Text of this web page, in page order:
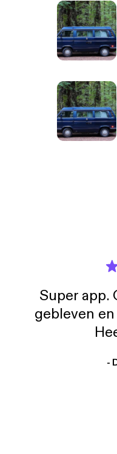
Super app.
gebleven
-